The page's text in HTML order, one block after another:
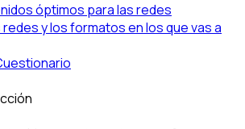
óptimos para las redes
y los formatos en los que vas a